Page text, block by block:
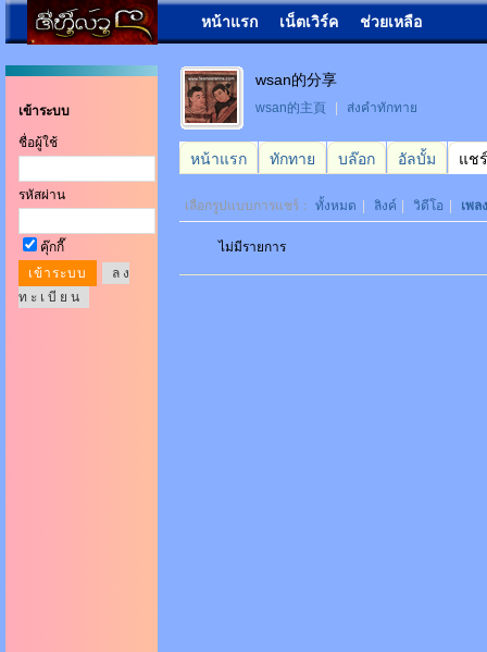
หน้าแรก เน็ตเวิร์ค ช่วยเหลือ
เข้าระบบ
ชื่อผู้ใช้
รหัสผ่าน
คุ๊กกี๊
ล ง
ท ะ เ บี ย น
wsan的分享
wsan的主頁 ส่งคำทักทาย
หน้าแรก ทักทาย บล๊อก อัลบั้ม แชร์
เลือกรูปแบบการแชร์： ทั้งหมด ลิงค์ วิดีโอ เพลง
ไม่มีรายการ